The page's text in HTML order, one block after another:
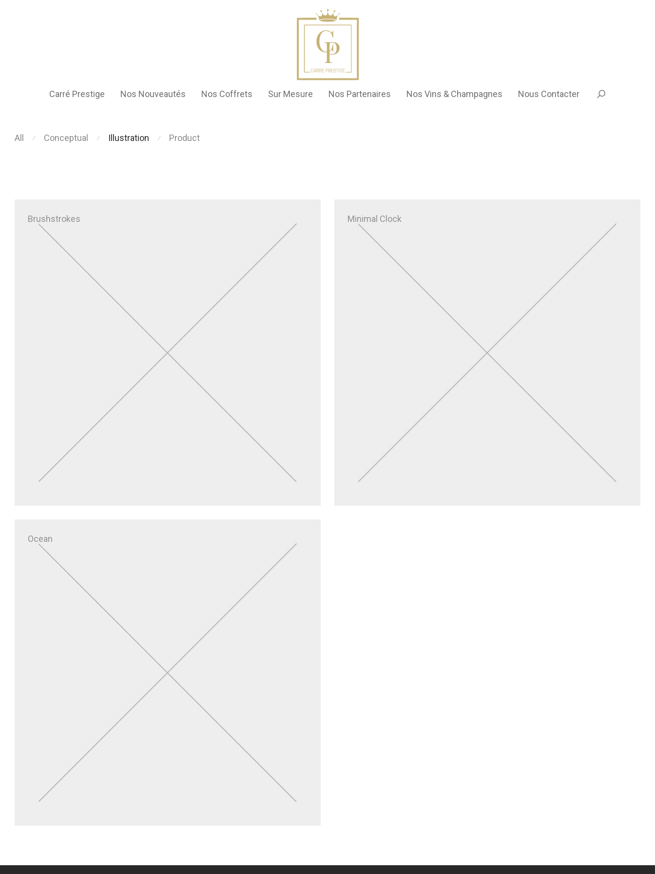
Carré Prestige Nos Nouveautés Nos Coffrets Sur Mesure Nos Partenaires Nos Vins & Champagnes Nous Contacter
All ⁄ Conceptual ⁄ Illustration ⁄ Product
Brushstrokes Minimal Clock
Ocean